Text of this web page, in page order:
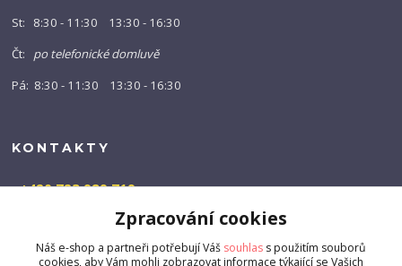
St: 8:30 - 11:30 13:30 - 16:30
Čt: po telefonické domluvě
Pá: 8:30 - 11:30 13:30 - 16:30
KONTAKTY
+420 723 989 719
info@barny-shop.cz
Zpracování cookies
Náš e-shop a partneři potřebují Váš souhlas s použitím souborů
cookies, aby Vám mohli zobrazovat informace týkající se Vašich